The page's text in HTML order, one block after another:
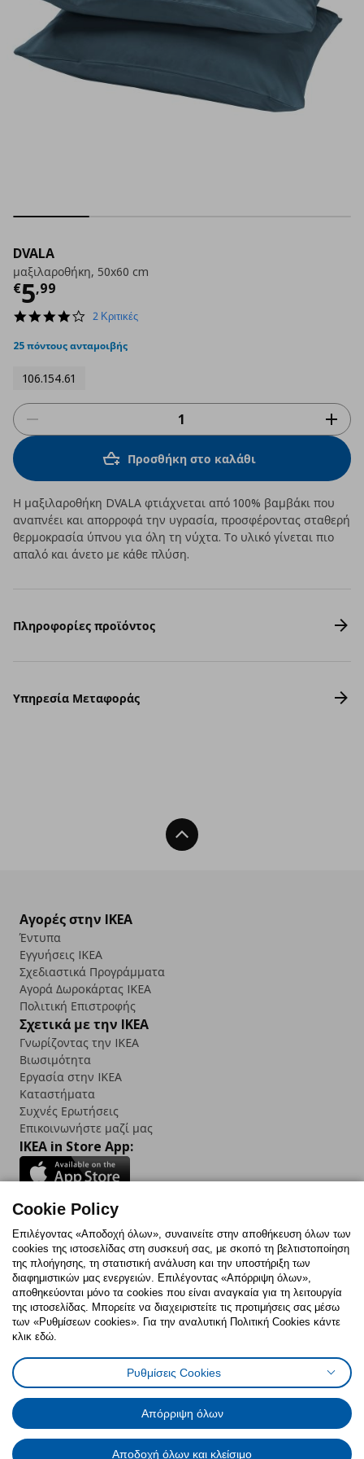
DVALA
μαξιλαροθήκη, 50x60 cm
€5,99
Τρέχουσα τιμή
4.0
rating
2 Κριτικές
25 πόντους ανταμοιβής
106.154.61
Προσθήκη στο καλάθι
Η μαξιλαροθήκη DVALA φτιάχνεται από 100% βαμβάκι που
αναπνέει και απορροφά την υγρασία, προσφέροντας σταθερή
θερμοκρασία ύπνου για όλη τη νύχτα. Το υλικό γίνεται πιο
απαλό και άνετο με κάθε πλύση.
Πληροφορίες προϊόντος
Υπηρεσία Μεταφοράς
Back To Top
Αγορές στην IKEA
Έντυπα
Εγγυήσεις IKEA
Σχεδιαστικά Προγράμματα
Αγορά Δωρoκάρτας IKEA
Πολιτική Επιστροφής
Σχετικά με την IKEA
Γνωρίζοντας την IKEA
Βιωσιμότητα
Εργασία στην IKEA
Καταστήματα
Συχνές Ερωτήσεις
Επικοινωνήστε μαζί μας
IKEA in Store App:
Follow us:
FacebookInstagram
TikTokYoutubePinterestTwitter
Πολιτική CookiesΔήλωση ψηφιακής προσβασιμότητας
Ρυθμίσεις cookiesΌροι Χρήσης
Γενική Πολιτική Προσωπικών Δεδομένων
Πολιτική Προσωπικών Δεδομένων για ΙΚΕΑ.gr
Κώδικας Καταναλωτικής Δεοντολογίας
Cookie Policy
Επιλέγοντας «Αποδοχή όλων», συναινείτε στην αποθήκευση όλων των
cookies της ιστοσελίδας στη συσκευή σας, με σκοπό τη βελτιστοποίηση
της πλοήγησης, τη στατιστική ανάλυση και την υποστήριξη των
διαφημιστικών μας ενεργειών. Επιλέγοντας «Απόρριψη όλων»,
αποθηκεύονται μόνο τα cookies που είναι αναγκαία για τη λειτουργία
της ιστοσελίδας. Μπορείτε να διαχειριστείτε τις προτιμήσεις σας μέσω
των «Ρυθμίσεων cookies». Για την αναλυτική Πολιτική Cookies κάντε
κλικ εδώ.
Ρυθμίσεις Cookies
Απόρριψη όλων
Αποδοχή όλων και κλείσιμο